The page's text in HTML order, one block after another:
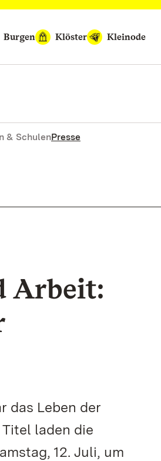
Burgen Klöster Kleinode
& SchulenPresse
Arbeit:
das Leben der
laden die
12. Juli, um